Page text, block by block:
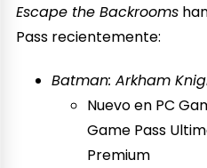
Escape the Backrooms
Pass recientemente:
Batman: Arkham
Nuevo en PC
Game Pass
Premium